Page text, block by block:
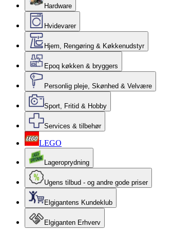
Hardware
Hvidevarer
Hjem, Rengøring & Køkkenudstyr
Epoq køkken & bryggers
Personlig pleje, Skønhed & Velvære
Sport, Fritid & Hobby
Services & tilbehør
LEGO
Lageroprydning
Ugens tilbud - og andre gode priser
Elgigantens Kundeklub
Elgiganten Erhverv